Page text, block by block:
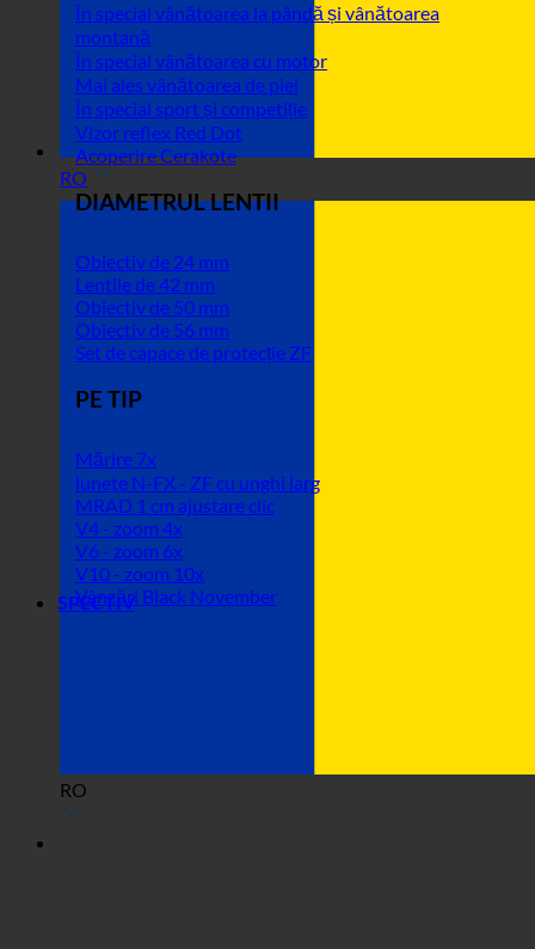
RO
RO
În special vânătoarea la pândă și vânătoarea
montană
În special vânătoarea cu motor
Mai ales vânătoarea de piei
În special sport și competiție
Vizor reflex Red Dot
Acoperire Cerakote
DIAMETRUL LENTII
Obiectiv de 24 mm
Lentile de 42 mm
Obiectiv de 50 mm
Obiectiv de 56 mm
Set de capace de protecție ZF
PE TIP
Mărire 7x
lunete N-FX - ZF cu unghi larg
MRAD 1 cm ajustare clic
V4 - zoom 4x
V6 - zoom 6x
V10 - zoom 10x
Vânzări Black November
SPECTIV